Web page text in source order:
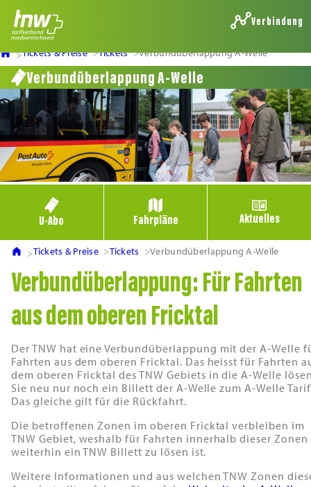
Verbindung
Tickets & Preise Tickets Verbundüberlappung A-Welle
Verbundüberlappung A-Welle
U-Abo Fahrpläne Aktuelles
Tickets & Preise Tickets Verbundüberlappung A-Welle
Verbundüberlappung: Für Fahrten
aus dem oberen Fricktal
Der TNW hat eine Verbundüberlappung mit der A-Welle
Fahrten aus dem oberen Fricktal. Das heisst für Fahrten
dem oberen Fricktal des TNW Gebiets in die A-Welle
Sie neu nur noch ein Billett der A-Welle zum A-Welle
Das gleiche gilt für die Rückfahrt.
Die betroffenen Zonen im oberen Fricktal verbleiben im
TNW Gebiet, weshalb für Fahrten innerhalb dieser Zonen
weiterhin ein TNW Billett zu lösen ist.
Weitere Informationen und aus welchen TNW Zonen